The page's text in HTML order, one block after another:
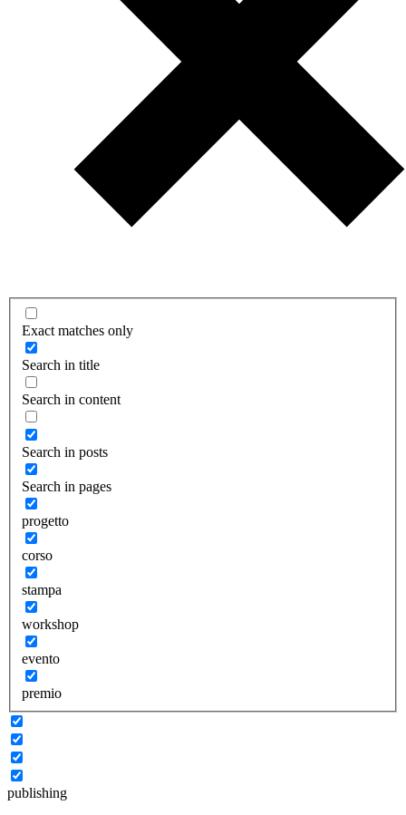
Exact matches only
Search in title
Search in content
Search in posts
Search in pages
progetto
corso
stampa
workshop
evento
premio
publishing